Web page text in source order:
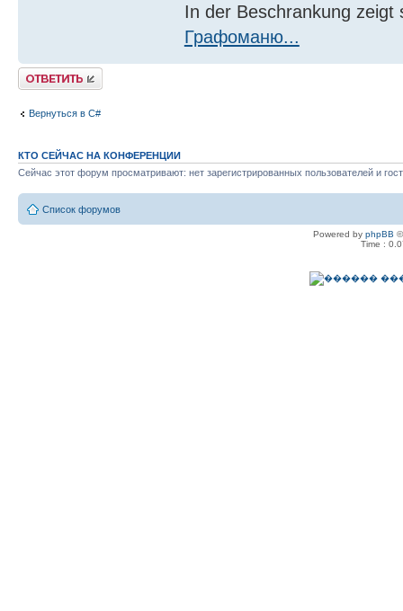
In der Beschrankung zeigt
Графоманю...
Ответить
Вернуться в C#
КТО СЕЙЧАС НА КОНФЕРЕНЦИИ
Сейчас этот форум просматривают: нет зарегистрированных пользователей и
Список форумов
Powered by phpBB
Time :